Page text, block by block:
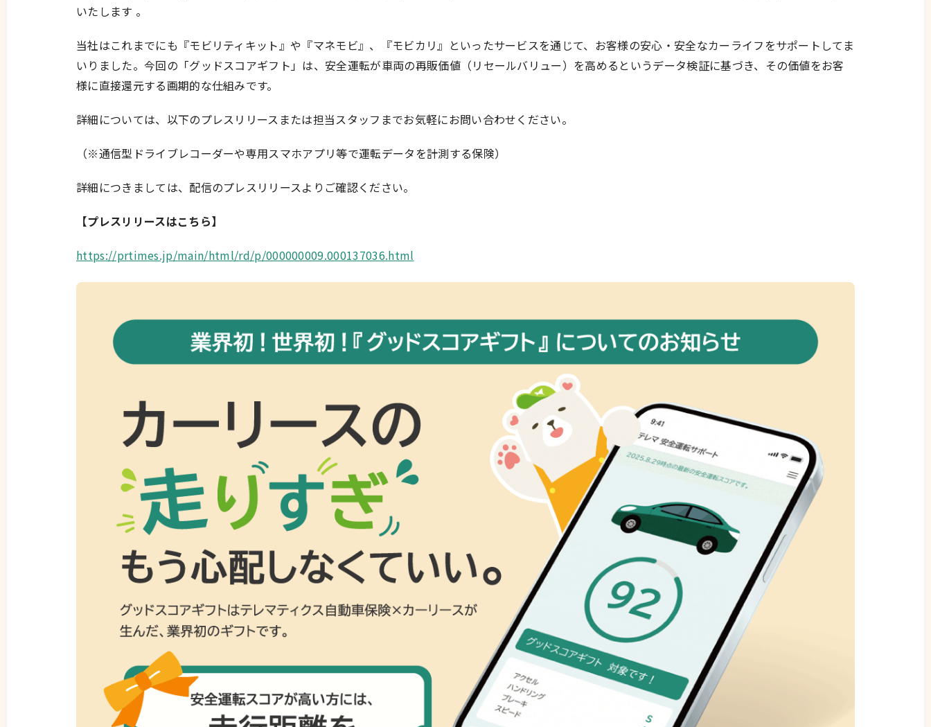
いたします 。
当社はこれまでにも『モビリティキット』や『マネモビ』、『モビカリ』といったサービスを通じて、お客様の安心・安全なカーライフをサポートしてま
いりました。今回の「グッドスコアギフト」は、安全運転が車両の再販価値（リセールバリュー）を高めるというデータ検証に基づき、その価値をお客
様に直接還元する画期的な仕組みです。
詳細については、以下のプレスリリースまたは担当スタッフまでお気軽にお問い合わせください。
（※通信型ドライブレコーダーや専用スマホアプリ等で運転データを計測する保険）
詳細につきましては、配信のプレスリリースよりご確認ください。
【プレスリリースはこちら】
https://prtimes.jp/main/html/rd/p/000000009.000137036.html